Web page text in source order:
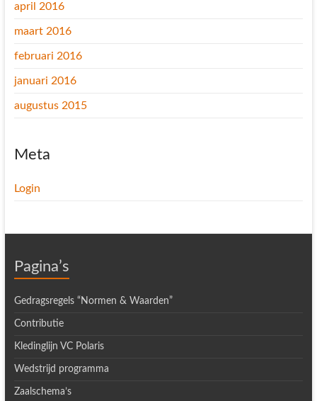
april 2016
maart 2016
februari 2016
januari 2016
augustus 2015
Meta
Login
Pagina’s
Gedragsregels “Normen & Waarden”
Contributie
Kledinglijn VC Polaris
Wedstrijd programma
Zaalschema’s